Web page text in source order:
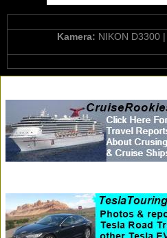
Kamera: NIKON D3300 |